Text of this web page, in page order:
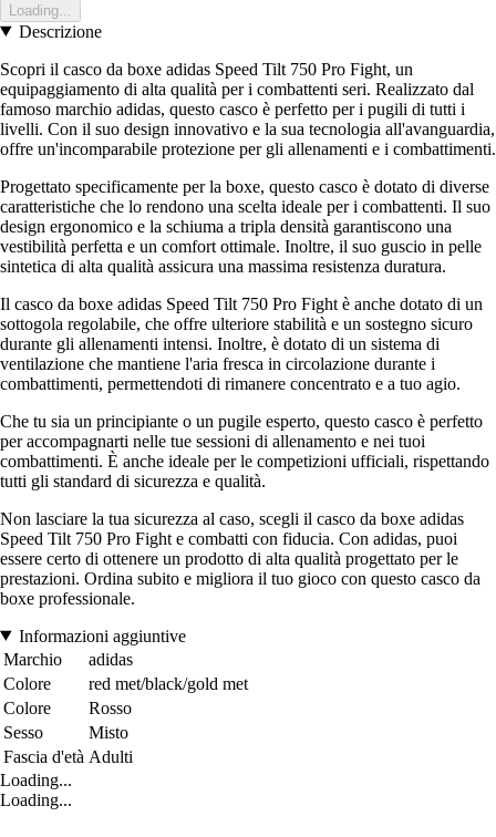
Loading...
Descrizione
Scopri il casco da boxe adidas Speed Tilt 750 Pro Fight, un
equipaggiamento di alta qualità per i combattenti seri. Realizzato dal
famoso marchio adidas, questo casco è perfetto per i pugili di tutti i
livelli. Con il suo design innovativo e la sua tecnologia all'avanguardia,
offre un'incomparabile protezione per gli allenamenti e i combattimenti.
Progettato specificamente per la boxe, questo casco è dotato di diverse
caratteristiche che lo rendono una scelta ideale per i combattenti. Il suo
design ergonomico e la schiuma a tripla densità garantiscono una
vestibilità perfetta e un comfort ottimale. Inoltre, il suo guscio in pelle
sintetica di alta qualità assicura una massima resistenza duratura.
Il casco da boxe adidas Speed Tilt 750 Pro Fight è anche dotato di un
sottogola regolabile, che offre ulteriore stabilità e un sostegno sicuro
durante gli allenamenti intensi. Inoltre, è dotato di un sistema di
ventilazione che mantiene l'aria fresca in circolazione durante i
combattimenti, permettendoti di rimanere concentrato e a tuo agio.
Che tu sia un principiante o un pugile esperto, questo casco è perfetto
per accompagnarti nelle tue sessioni di allenamento e nei tuoi
combattimenti. È anche ideale per le competizioni ufficiali, rispettando
tutti gli standard di sicurezza e qualità.
Non lasciare la tua sicurezza al caso, scegli il casco da boxe adidas
Speed Tilt 750 Pro Fight e combatti con fiducia. Con adidas, puoi
essere certo di ottenere un prodotto di alta qualità progettato per le
prestazioni. Ordina subito e migliora il tuo gioco con questo casco da
boxe professionale.
Informazioni aggiuntive
Marchio
adidas
Colore
red met/black/gold met
Colore
Rosso
Sesso
Misto
Fascia d'età Adulti
Loading...
Loading...